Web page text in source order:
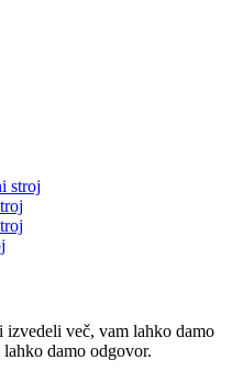
več, vam lahko damo
damo odgovor.